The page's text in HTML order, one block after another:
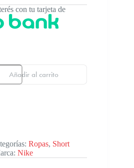
con tu tarjeta de
Añadir al carrito
Ropas, Short
Nike